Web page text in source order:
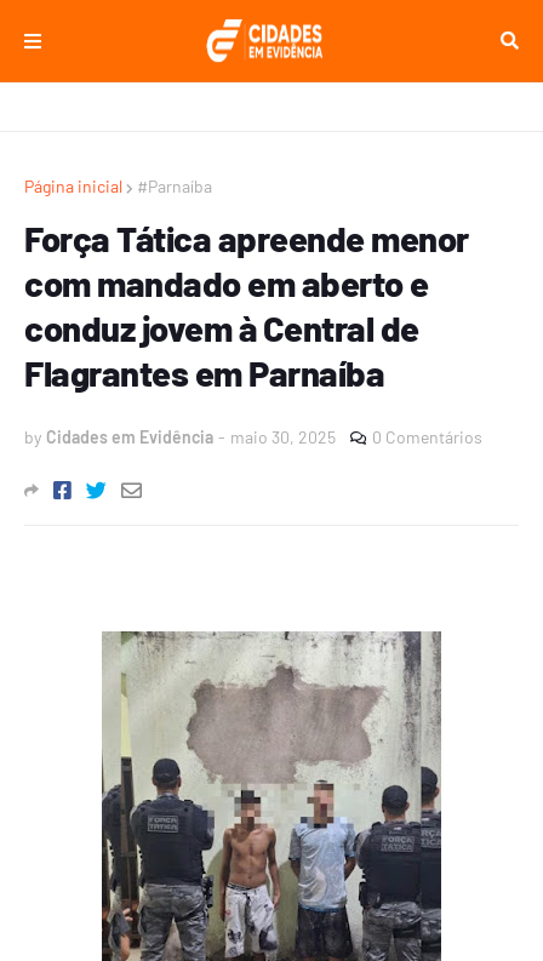
Página inicial #Parnaíba
Força Tática apreende menor
com mandado em aberto e
conduz jovem à Central de
Flagrantes em Parnaíba
by Cidades em Evidência - maio 30, 2025 0 Comentários